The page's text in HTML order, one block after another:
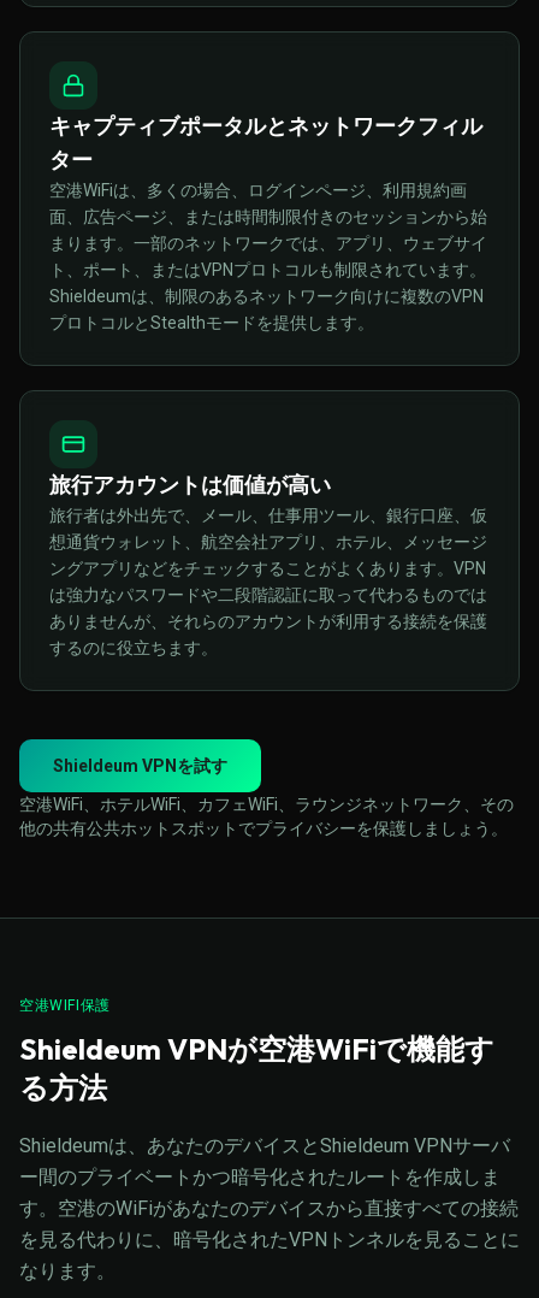
キャプティブポータルとネットワークフィル
ター
空港WiFiは、多くの場合、ログインページ、利用規約画
面、広告ページ、または時間制限付きのセッションから始
まります。一部のネットワークでは、アプリ、ウェブサイ
ト、ポート、またはVPNプロトコルも制限されています。
Shieldeumは、制限のあるネットワーク向けに複数のVPN
プロトコルとStealthモードを提供します。
旅行アカウントは価値が高い
旅行者は外出先で、メール、仕事用ツール、銀行口座、仮
想通貨ウォレット、航空会社アプリ、ホテル、メッセージ
ングアプリなどをチェックすることがよくあります。VPN
は強力なパスワードや二段階認証に取って代わるものでは
ありませんが、それらのアカウントが利用する接続を保護
するのに役立ちます。
Shieldeum VPNを試す
空港WiFi、ホテルWiFi、カフェWiFi、ラウンジネットワーク、その
他の共有公共ホットスポットでプライバシーを保護しましょう。
空港WIFI保護
Shieldeum VPNが空港WiFiで機能す
る方法
Shieldeumは、あなたのデバイスとShieldeum VPNサーバ
ー間のプライベートかつ暗号化されたルートを作成しま
す。空港のWiFiがあなたのデバイスから直接すべての接続
を見る代わりに、暗号化されたVPNトンネルを見ることに
なります。